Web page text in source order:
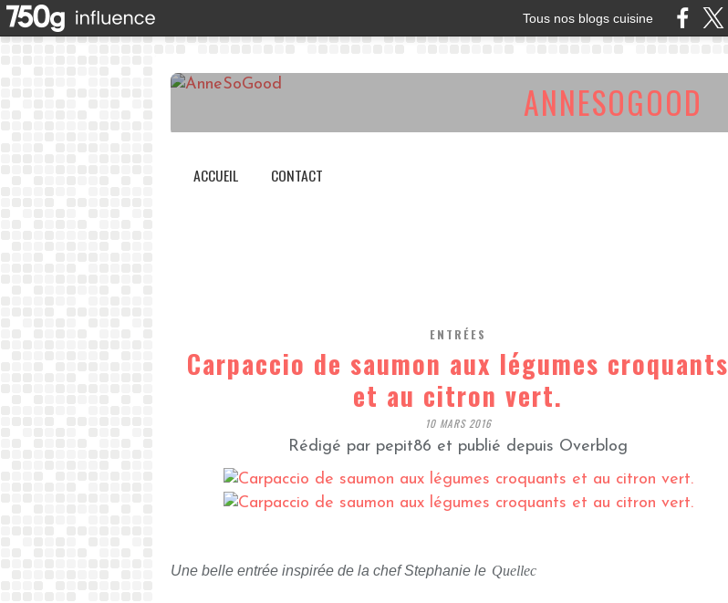
Tous nos blogs cuisine
ANNESOGOOD
ACCUEIL CONTACT
ENTRÉES
Carpaccio de saumon aux légumes croquants
et au citron vert.
10 MARS 2016
Rédigé par pepit86 et publié depuis Overblog
Une belle entrée inspirée de la chef Stephanie le Quellec